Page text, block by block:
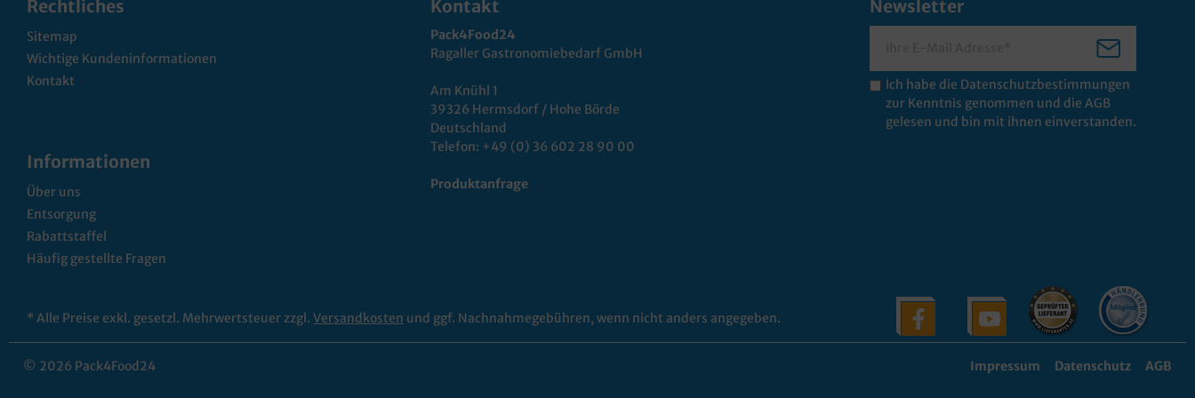
Rechtliches
Sitemap
Wichtige Kundeninformationen
Kontakt
Informationen
Über uns
Entsorgung
Rabattstaffel
Häufig gestellte Fragen
Kontakt
Pack4Food24
Ragaller Gastronomiebedarf GmbH
Am Knühl 1
39326 Hermsdorf / Hohe Börde
Deutschland
Telefon: +49 (0) 36 602 28 90 00
Produktanfrage
Newsletter
Ich habe die Datenschutzbestimmungen
zur Kenntnis genommen und die AGB
gelesen und bin mit ihnen einverstanden.
* Alle Preise exkl. gesetzl. Mehrwertsteuer zzgl. Versandkosten und ggf. Nachnahmegebühren, wenn nicht anders angegeben.
© 2026 Pack4Food24 Impressum Datenschutz AGB